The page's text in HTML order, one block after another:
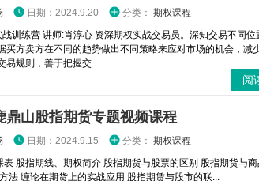
日期：2024.9.20 分类： 期权课程
训练营 讲师:肖淳心 资深期权实战交易员。深知交易不同位
买方卖方在不同的趋势做出不同策略来应对市场的机会，减
易规则，善于把握交...
阅
鼎山股指期货专题视频课程
日期：2024.9.15 分类： 期权课程
表 股指期线、期权简介 股指期货与股票的区别 股指期货与
法 缠论在期货上的实战应用 股指期赁与股市的联...